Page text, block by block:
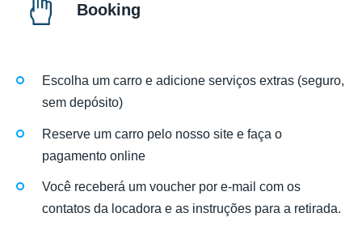
Booking
Escolha um carro e adicione serviços extras (seguro,
sem depósito)
Reserve um carro pelo nosso site e faça o
pagamento online
Você receberá um voucher por e-mail com os
contatos da locadora e as instruções para a retirada.